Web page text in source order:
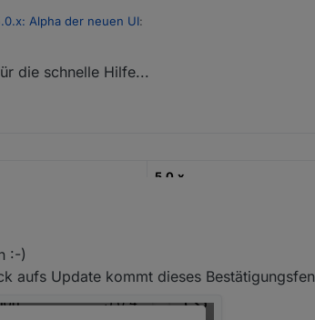
Alpha der neuen UI:
jetzt auf 4.2.1
die schnelle Hilfe...
5.0.x
:-)
aufs Update kommt dieses